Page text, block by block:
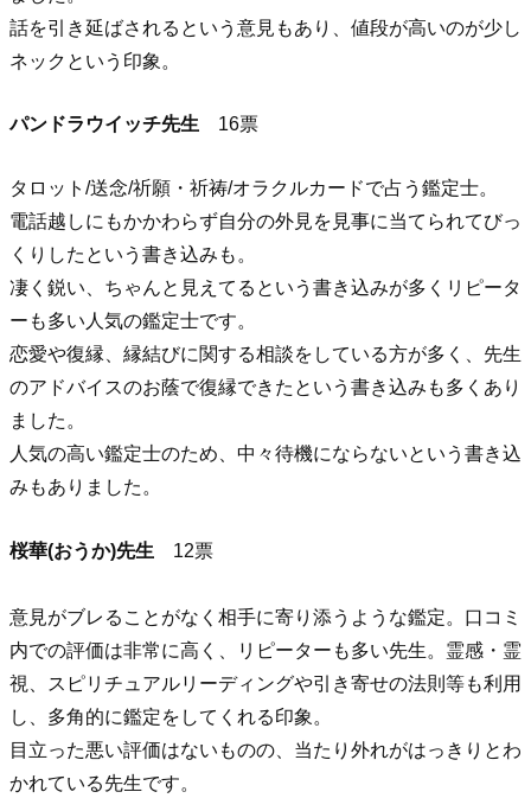
話を引き延ばされるという意見もあり、値段が高いのが少し
ネックという印象。
パンドラウイッチ先生 16票
タロット/送念/祈願・祈祷/オラクルカードで占う鑑定士。
電話越しにもかかわらず自分の外見を見事に当てられてびっ
くりしたという書き込みも。
凄く鋭い、ちゃんと見えてるという書き込みが多くリピータ
ーも多い人気の鑑定士です。
恋愛や復縁、縁結びに関する相談をしている方が多く、先生
のアドバイスのお蔭で復縁できたという書き込みも多くあり
ました。
人気の高い鑑定士のため、中々待機にならないという書き込
みもありました。
桜華(おうか)先生 12票
意見がブレることがなく相手に寄り添うような鑑定。口コミ
内での評価は非常に高く、リピーターも多い先生。霊感・霊
視、スピリチュアルリーディングや引き寄せの法則等も利用
し、多角的に鑑定をしてくれる印象。
目立った悪い評価はないものの、当たり外れがはっきりとわ
かれている先生です。